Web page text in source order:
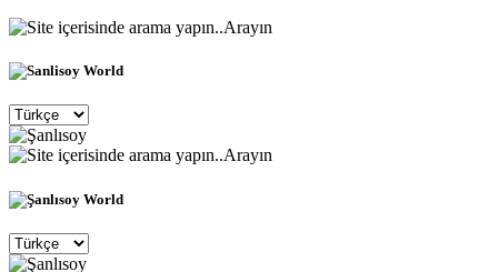
Arayın
Arayın